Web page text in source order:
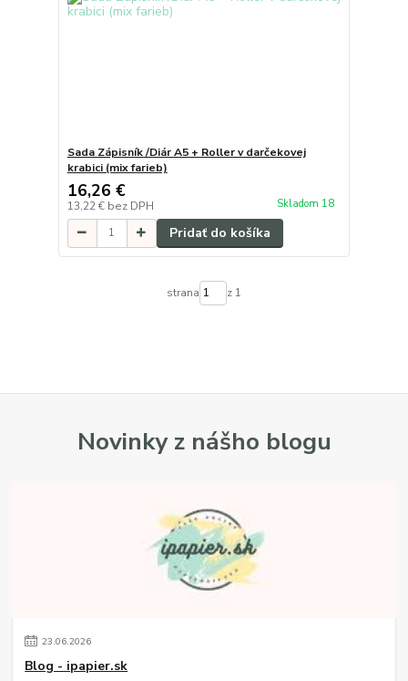
Sada Zápisník /Diár A5 + Roller v darčekovej
krabici (mix farieb)
16,26 €
13,22 € bez DPH Skladom 18
Pridať do košíka
strana z 1
Novinky z nášho blogu
23.06.2026
Blog - ipapier.sk